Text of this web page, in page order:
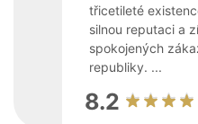
třicetileté
silnou reputaci a
spokojených
republiky. ...
8.2